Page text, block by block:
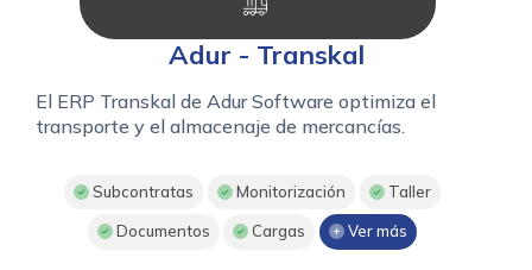
Adur - Transkal
El ERP Transkal de Adur Software optimiza el
transporte y el almacenaje de mercancías.
Subcontratas Monitorización Taller
Documentos Cargas Ver más